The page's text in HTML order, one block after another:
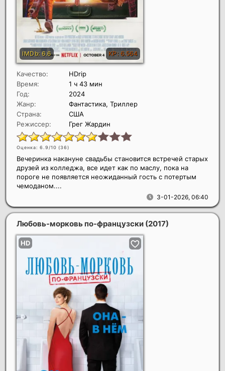
Качество:
HDrip
Время:
1 ч 43 мин
Год:
2024
Жанр:
Фантастика, Триллер
Страна:
США
Режиссер:
Грег Жардин
Оценка: 6.9/10 (36)
3-01-2026, 06:40
Вечеринка накануне свадьбы становится встречей старых
друзей из колледжа, все идет как по маслу, пока на
пороге не появляется неожиданный гость с потертым
чемоданом....
Любовь-морковь по-французски (2017)